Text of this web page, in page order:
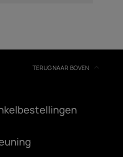
TERUG NAAR BOVEN